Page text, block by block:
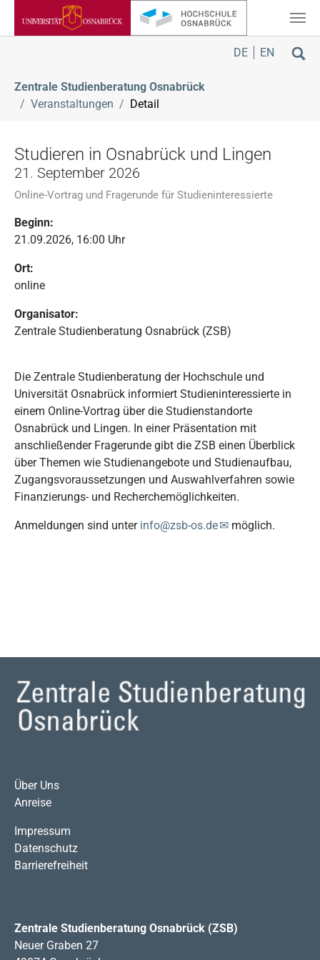
DE EN
Zentrale Studienberatung Osnabrück
Veranstaltungen
Detail
Studieren in Osnabrück und Lingen
21. September 2026
Online-Vortrag und Fragerunde für Studieninteressierte
Beginn:
21.09.2026, 16:00 Uhr
Ort:
online
Organisator:
Zentrale Studienberatung Osnabrück (ZSB)
Die Zentrale Studienberatung der Hochschule und
Universität Osnabrück informiert Studieninteressierte in
einem Online-Vortrag über die Studienstandorte
Osnabrück und Lingen. In einer Präsentation mit
anschließender Fragerunde gibt die ZSB einen Überblick
über Themen wie Studienangebote und Studienaufbau,
Zugangsvoraussetzungen und Auswahlverfahren sowie
Finanzierungs- und Recherchemöglichkeiten.
Anmeldungen sind unter info@zsb-os.de möglich.
Über Uns
Anreise
Impressum
Datenschutz
Barrierefreiheit
Zentrale Studienberatung Osnabrück (ZSB)
Neuer Graben 27